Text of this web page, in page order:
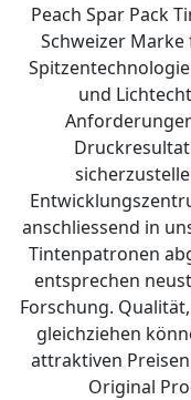
Peach Spar Pack
Schweizer
und
anschliessend in
Tintenpatronen
entsprechen
Forschung.
gleichziehen
attraktiven
Original